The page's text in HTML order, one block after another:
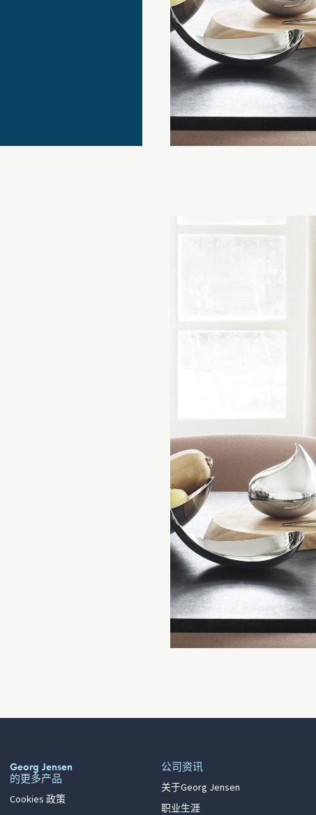
Georg Jensen
的更多产品
Cookies 政策
公司资讯
关于Georg Jensen
职业生涯